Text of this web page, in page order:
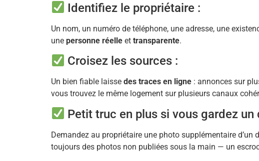
Identifiez le propriétaire :
Un nom, un numéro de téléphone, une adresse, une
une personne réelle et transparente.
Croisez les sources :
Un bien fiable laisse des traces en ligne : annonces sur
vous trouvez le même logement sur plusieurs canaux
Petit truc en plus si vous gardez un
Demandez au propriétaire une photo supplémentaire
toujours des photos non publiées sous la main — un